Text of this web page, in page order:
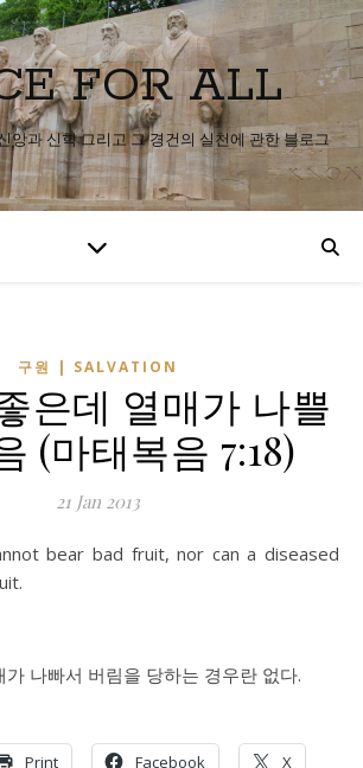
FOR ALL
앙과 신학 그리고 그 경건의 실천에 관한 블로그
구원 | SALVATION
은데 열매가 나쁠
(마태복음 7:18)
21 Jan 2013
나빠서 버림을 당하는 경우란 없다.
Print Facebook X